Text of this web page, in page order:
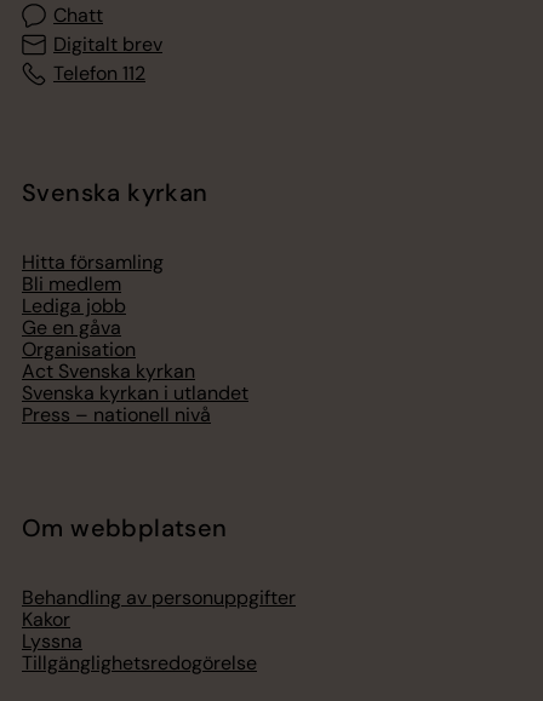
Chatt
Digitalt brev
Telefon 112
Svenska kyrkan
Hitta församling
Bli medlem
Lediga jobb
Ge en gåva
Organisation
Act Svenska kyrkan
Svenska kyrkan i utlandet
Press – nationell nivå
Om webbplatsen
Behandling av personuppgifter
Kakor
Lyssna
Tillgänglighetsredogörelse